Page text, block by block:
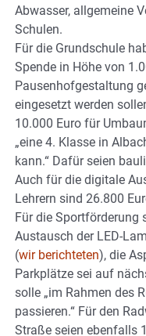
Abwasser, allgemeine
Schulen.
Für die Grundschule
Spende in Höhe von
Pausenhofgestaltung
eingesetzt werden
10.000 Euro für
„eine 4. Klasse in
kann.“ Dafür seien
Auch für die digitale
Lehrern sind 26.800
Für die Sportförderung
Austausch der LED-
(wir berichteten), die
Parkplätze sei auf
solle „im Rahmen des
passieren.“ Für den
Straße seien ebenfalls